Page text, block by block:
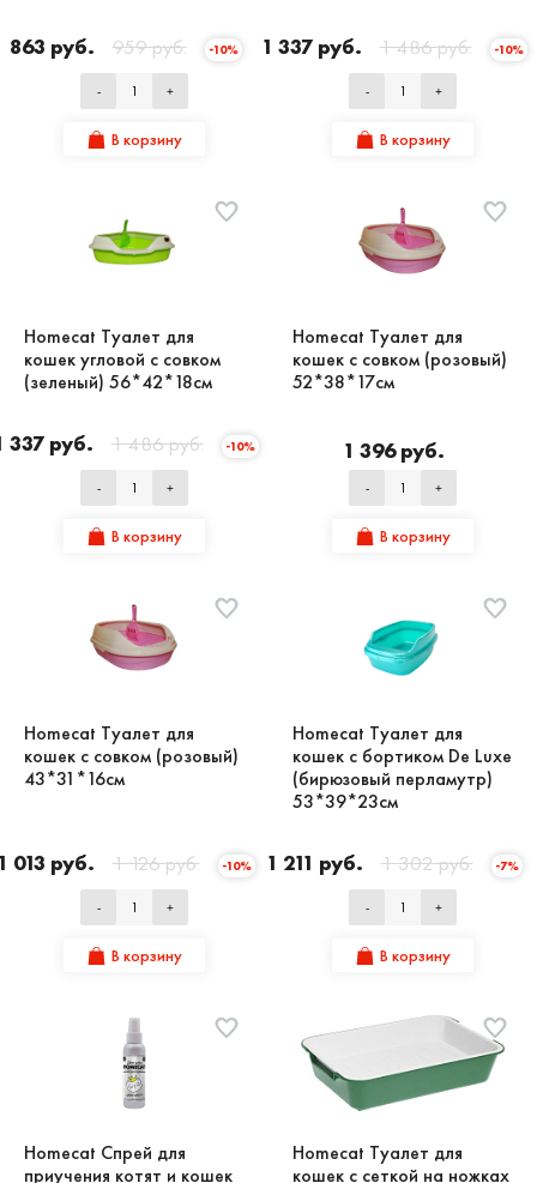
863 руб. 959 руб. -10%
- +
В корзину
1 337 руб. 1 486 руб. -10%
- +
В корзину
Homecat Туалет для
кошек угловой с совком
(зеленый) 56*42*18см
337 руб. 1 486 руб. -10%
- +
В корзину
Homecat Туалет для
кошек с совком (розовый)
52*38*17см
1 396 руб.
- +
В корзину
Homecat Туалет для
кошек с совком (розовый)
43*31*16см
013 руб. 1 126 руб. -10%
- +
В корзину
Homecat Туалет для
кошек с бортиком De Luxe
(бирюзовый перламутр)
53*39*23см
1 211 руб. 1 302 руб. -7%
- +
В корзину
Homecat Спрей для
приучения котят и кошек
Homecat Туалет для
кошек с сеткой на ножках